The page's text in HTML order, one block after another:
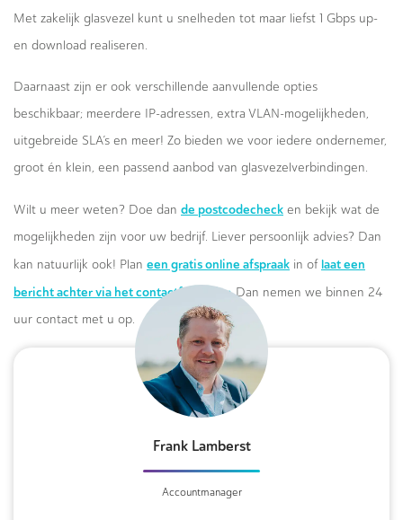
Met zakelijk glasvezel kunt u snelheden tot maar liefst 1 Gbps up-
en download realiseren.
Daarnaast zijn er ook verschillende aanvullende opties
beschikbaar; meerdere IP-adressen, extra VLAN-mogelijkheden,
uitgebreide SLA’s en meer! Zo bieden we voor iedere ondernemer,
groot én klein, een passend aanbod van glasvezelverbindingen.
Wilt u meer weten? Doe dan de postcodecheck en bekijk wat de
mogelijkheden zijn voor uw bedrijf. Liever persoonlijk advies? Dan
kan natuurlijk ook! Plan een gratis online afspraak in of laat een
bericht achter via het contactformulier.Dan nemen we binnen 24
uur contact met u op.
Frank Lamberst
Accountmanager